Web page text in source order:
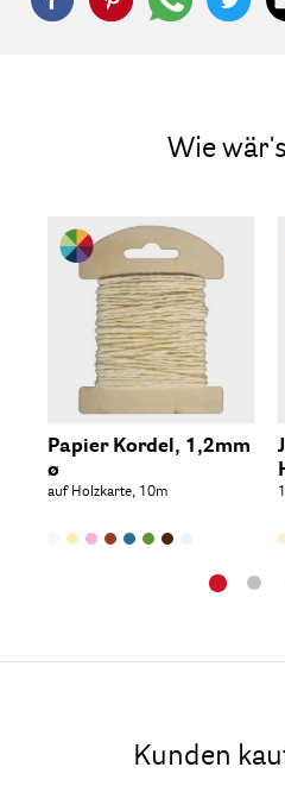
Wie
Papier Kordel, 1,2mm
ø
auf Holzkarte, 10m
Kunden